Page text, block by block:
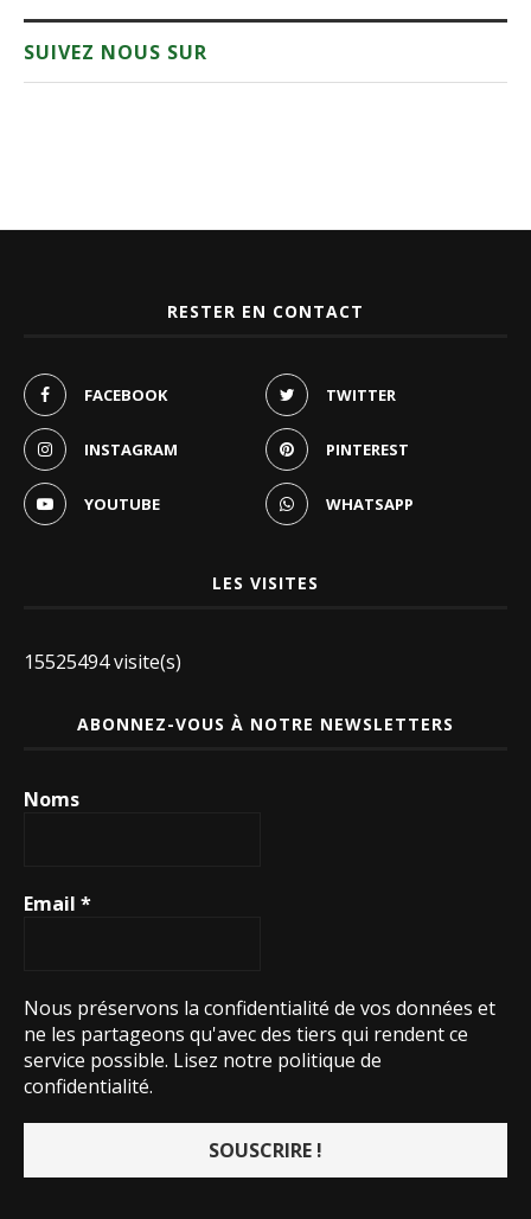
SUIVEZ NOUS SUR
RESTER EN CONTACT
FACEBOOK TWITTER
INSTAGRAM PINTEREST
YOUTUBE WHATSAPP
LES VISITES
15525494 visite(s)
ABONNEZ-VOUS À NOTRE NEWSLETTERS
Noms
Email *
Nous préservons la confidentialité de vos données et
ne les partageons qu'avec des tiers qui rendent ce
service possible. Lisez notre politique de
confidentialité.